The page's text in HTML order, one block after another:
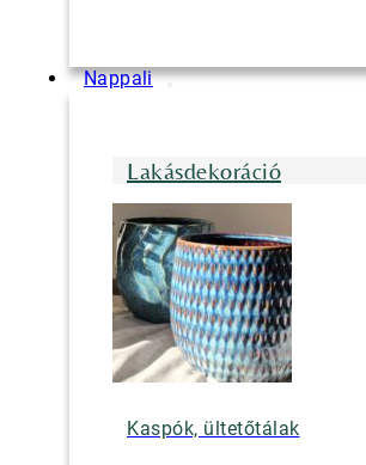
Nappali
Lakásdekoráció
Kaspók, ültetőtálak